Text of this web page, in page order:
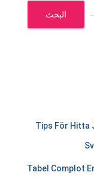
البحث
Tips För Hitta
Tabel Complot